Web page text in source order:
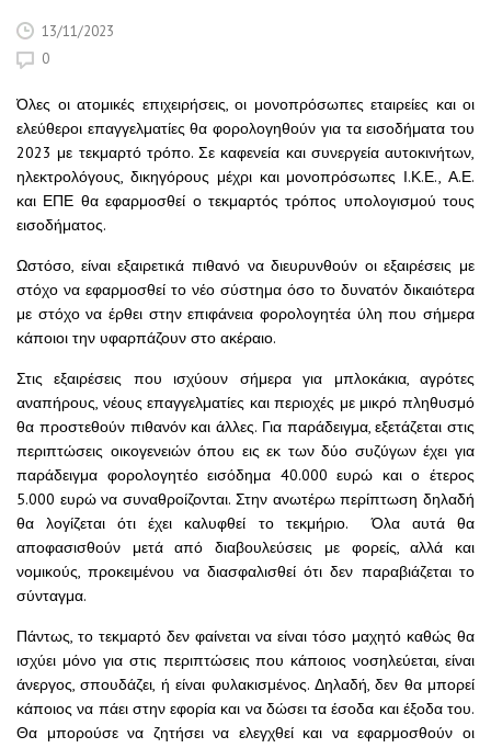
13/11/2023
0
Όλες οι ατομικές επιχειρήσεις, οι μονοπρόσωπες εταιρείες και οι
ελεύθεροι επαγγελματίες θα φορολογηθούν για τα εισοδήματα του
2023 με τεκμαρτό τρόπο. Σε καφενεία και συνεργεία αυτοκινήτων,
ηλεκτρολόγους, δικηγόρους μέχρι και μονοπρόσωπες Ι.Κ.Ε., Α.Ε.
και ΕΠΕ θα εφαρμοσθεί ο τεκμαρτός τρόπος υπολογισμού τους
εισοδήματος.
Ωστόσο, είναι εξαιρετικά πιθανό να διευρυνθούν οι εξαιρέσεις με
στόχο να εφαρμοσθεί το νέο σύστημα όσο το δυνατόν δικαιότερα
με στόχο να έρθει στην επιφάνεια φορολογητέα ύλη που σήμερα
κάποιοι την υφαρπάζουν στο ακέραιο.
Στις εξαιρέσεις που ισχύουν σήμερα για μπλοκάκια, αγρότες
αναπήρους, νέους επαγγελματίες και περιοχές με μικρό πληθυσμό
θα προστεθούν πιθανόν και άλλες. Για παράδειγμα, εξετάζεται στις
περιπτώσεις οικογενειών όπου εις εκ των δύο συζύγων έχει για
παράδειγμα φορολογητέο εισόδημα 40.000 ευρώ και ο έτερος
5.000 ευρώ να συναθροίζονται. Στην ανωτέρω περίπτωση δηλαδή
θα λογίζεται ότι έχει καλυφθεί το τεκμήριο. Όλα αυτά θα
αποφασισθούν μετά από διαβουλεύσεις με φορείς, αλλά και
νομικούς, προκειμένου να διασφαλισθεί ότι δεν παραβιάζεται το
σύνταγμα.
Πάντως, το τεκμαρτό δεν φαίνεται να είναι τόσο μαχητό καθώς θα
ισχύει μόνο για στις περιπτώσεις που κάποιος νοσηλεύεται, είναι
άνεργος, σπουδάζει, ή είναι φυλακισμένος. Δηλαδή, δεν θα μπορεί
κάποιος να πάει στην εφορία και να δώσει τα έσοδα και έξοδα του.
Θα μπορούσε να ζητήσει να ελεγχθεί και να εφαρμοσθούν οι